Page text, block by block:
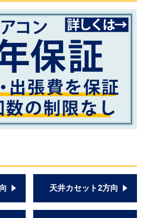
FDEZ1605H5S
FDEZ1605H5SA
PA-P160T7GN
PA-P160T7G
PA-P160T7GNBX
PA-P160T7GNB
PA-P160T7GB
PA-P160T6GN1
PA-P160T6GA
PA-P160VK6GNB
天井カセット2方向